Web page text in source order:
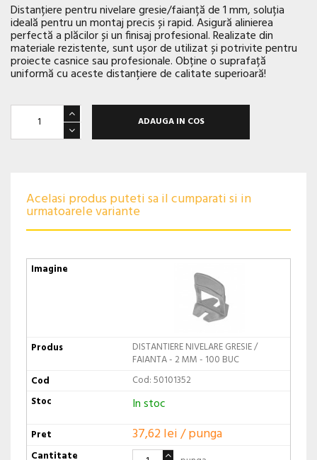
Distanțiere pentru nivelare gresie/faianță de 1 mm, soluția
ideală pentru un montaj precis și rapid. Asigură alinierea
perfectă a plăcilor și un finisaj profesional. Realizate din
materiale rezistente, sunt ușor de utilizat și potrivite pentru
proiecte casnice sau profesionale. Obține o suprafață
uniformă cu aceste distanțiere de calitate superioară!
ADAUGA IN COS
Acelasi produs puteti sa il cumparati si in
urmatoarele variante
DISTANTIERE NIVELARE GRESIE /
FAIANTA - 2 MM - 100 BUC
Cod: 50101352
In stoc
37,62 lei / punga